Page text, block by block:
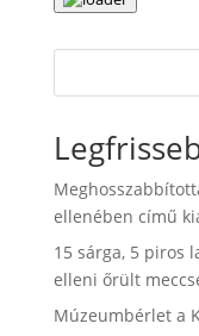
ellenében című
15 sárga, 5 piros
elleni őrült
Múzeumbérlet a